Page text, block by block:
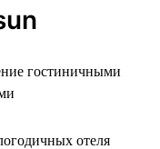
гостиничными
отеля